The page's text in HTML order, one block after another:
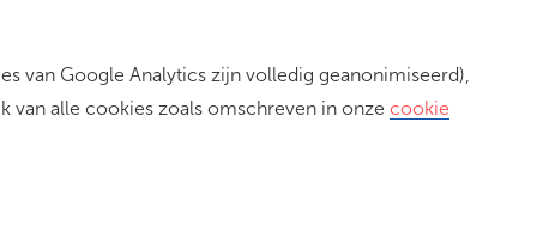
van Google Analytics zijn volledig geanonimiseerd),
alle cookies zoals omschreven in onze cookie
Inloggen